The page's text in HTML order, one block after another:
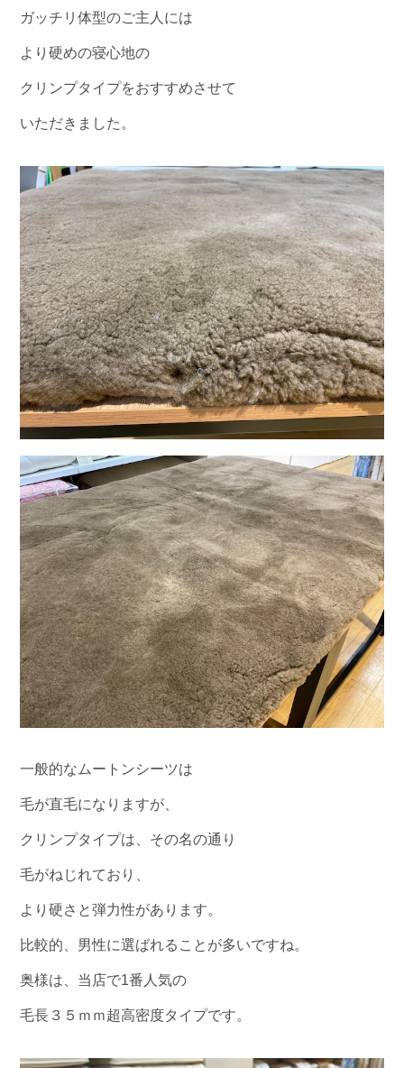
ガッチリ体型のご主人には
より硬めの寝心地の
クリンプタイプをおすすめさせて
いただきました。
一般的なムートンシーツは
毛が直毛になりますが、
クリンプタイプは、その名の通り
毛がねじれており、
より硬さと弾力性があります。
比較的、男性に選ばれることが多いですね。
奥様は、当店で1番人気の
毛長３５ｍｍ超高密度タイプです。